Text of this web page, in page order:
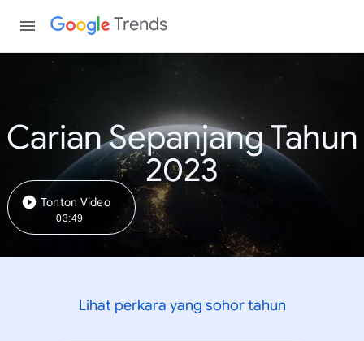
Trends
Carian Sepanjang Tahun
2023
Tonton Video
03:49
Lihat perkara yang sohor tahun